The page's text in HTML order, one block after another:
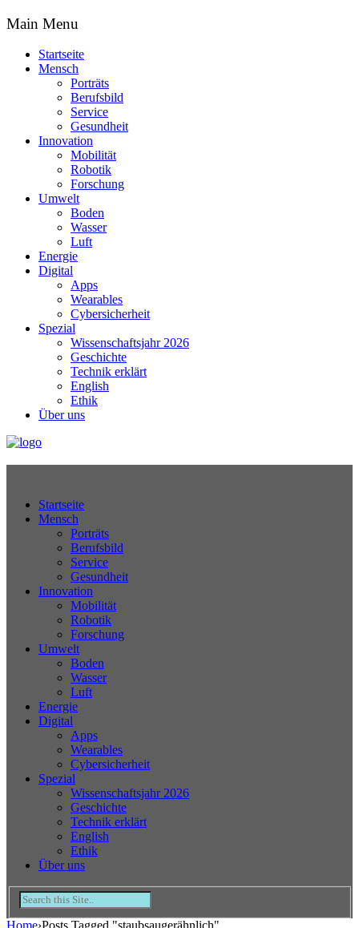
Main Menu
Startseite
Mensch
Porträts
Berufsbild
Service
Gesundheit
Innovation
Mobilität
Robotik
Forschung
Umwelt
Boden
Wasser
Luft
Energie
Digital
Apps
Wearables
Cybersicherheit
Spezial
Wissenschaftsjahr 2026
Geschichte
Technik erklärt
English
Ethik
Über uns
Startseite
Mensch
Porträts
Berufsbild
Service
Gesundheit
Innovation
Mobilität
Robotik
Forschung
Umwelt
Boden
Wasser
Luft
Energie
Digital
Apps
Wearables
Cybersicherheit
Spezial
Wissenschaftsjahr 2026
Geschichte
Technik erklärt
English
Ethik
Über uns